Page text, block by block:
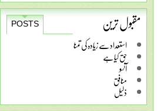
مقبول ترین
POSTS
استعداد سے زیادہ کی تمنا
حق کیا ہے
آنسو
منافق
ذلیل